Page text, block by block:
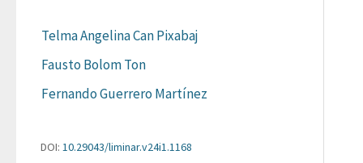
Telma Angelina Can Pixabaj
Fausto Bolom Ton
Fernando Guerrero Martínez
DOI: 10.29043/liminar.v24i1.1168